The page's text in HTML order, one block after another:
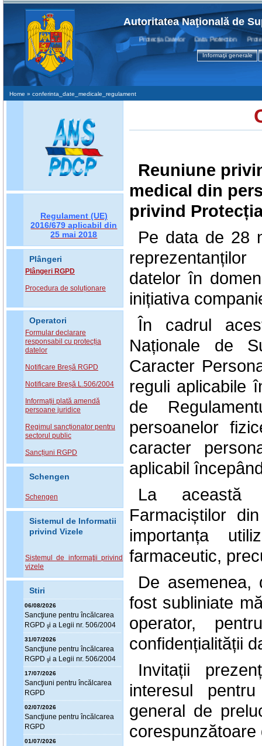
Autoritatea Naţională de
Protecţia Datelor Data Protection Protection
Informaţii generale
Home » conferinta_date_medicale_regulament
Regulament (UE)
2016/679 aplicabil din
25 mai 2018
Plângeri
Plângeri RGPD
Procedura de soluționare
Operatori
Formular declarare
responsabil cu protecția
datelor
Notificare Breșă RGPD
Notificare Breșă L.506/2004
Informații plată amendă
persoane juridice
Regimul sancționator pentru
sectorul public
Sancțiuni RGPD
Schengen
Schengen
Sistemul de Informatii
privind Vizele
Sistemul de informaţii privind
vizele
Stiri
06/08/2026
Sancţiune pentru încălcarea
RGPD şi a Legii nr. 506/2004
31/07/2026
Sancţiune pentru încălcarea
RGPD şi a Legii nr. 506/2004
17/07/2026
Sancţiuni pentru încălcarea
RGPD
02/07/2026
Sancţiune pentru încălcarea
RGPD
01/07/2026
Reuniune
medical din
privind
Pe data de 28
datelor în
inițiativa
În cadrul
Naționale de
Caracter
reguli aplicabile
de
persoanelor
caracter
aplicabil
La această
Farmaciștilor
importanța
farmaceutic,
De asemenea,
fost subliniate
operator,
confidențialității
Invitații
interesul
general de